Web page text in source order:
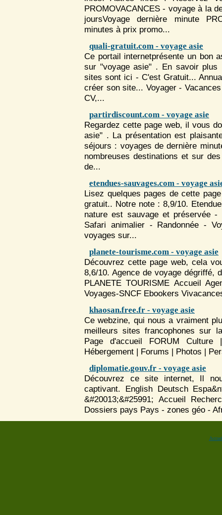
PROMOVACANCES - voyageà la
joursVoyage dernière minute
minutes à prix promo...
quali-gratuit.com - voyage asie
Ce portail internetprésente un bon
sur "voyage asie" . En savoir
sites sont ici - C'est Gratuit...
créer son site... Voyager -
CV,...
partirdiscount.com - voyage asie
Regardez cette page web, il vous
asie" . La présentation est
séjours : voyages de dernière
nombreuses destinations et sur
de...
etendues-sauvages.com - voyage
Lisez quelques pages de cette
gratuit.. Notre note : 8,9/10.
nature est sauvage et préservée -
Safari animalier - Randonnée -
voyages sur...
planete-tourisme.com - voyage asie
Découvrez cette page web, cela
8,6/10. Agence de voyage dégriffé,
PLANETE TOURISME Accueil
Voyages-SNCF Ebookers
khaosan.free.fr - voyage asie
Ce webzine, qui nous a vraiment
meilleurs sites francophones sur
Page d'accueil FORUM
Hébergement | Forums | Photos |
diplomatie.gouv.fr - voyage asie
Découvrez ce site internet, Il
captivant. English Deutsch
&#20013;&#25991; Accueil
Dossiers pays Pays - zones géo -